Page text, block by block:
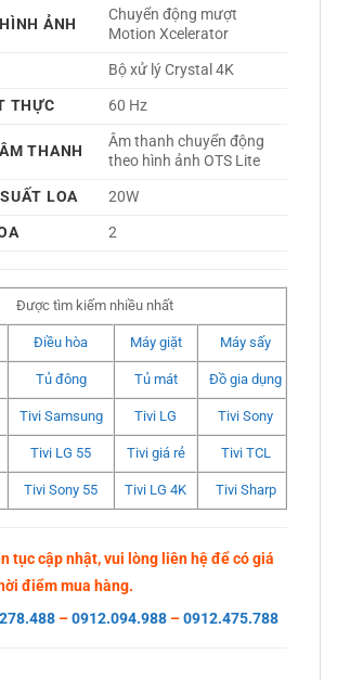
ẢNH
Chuyển động mượt
Motion Xcelerator
Bộ xử lý Crystal 4K
THỰC
60 Hz
THANH
Âm thanh chuyển động
theo hình ảnh OTS Lite
LOA
20W
2
Được tìm kiếm nhiều nhất
Điều hòa Máy giặt Máy sấy
Tủ đông Tủ mát Đồ gia dụng
Tivi Samsung Tivi LG Tivi Sony
Tivi LG 55 Tivi giá rẻ Tivi TCL
Tivi Sony 55 Tivi LG 4K Tivi Sharp
tục cập nhật, vui lòng liên hệ để có giá
điểm mua hàng.
–0912.094.988 –0912.475.788